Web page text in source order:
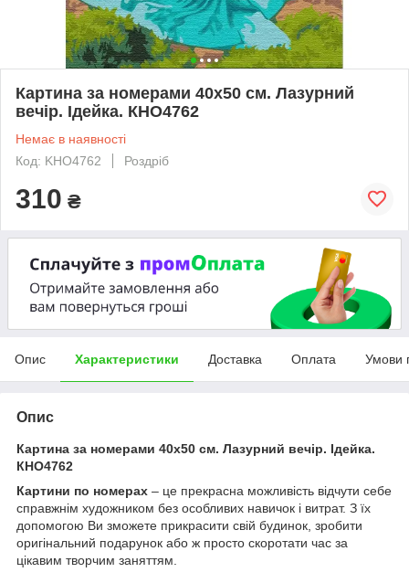
Картина за номерами 40х50 см. Лазурний
вечір. Ідейка. КНО4762
Немає в наявності
Код: KHO4762
Роздріб
310 ₴
Опис Характеристики Доставка Оплата Умови
Опис
Картина за номерами 40х50 см. Лазурний вечір. Ідейка.
КНО4762
Картини по номерах – це прекрасна можливість відчути себе
справжнім художником без особливих навичок і витрат. З їх
допомогою Ви зможете прикрасити свій будинок, зробити
оригінальний подарунок або ж просто скоротати час за
цікавим творчим заняттям.